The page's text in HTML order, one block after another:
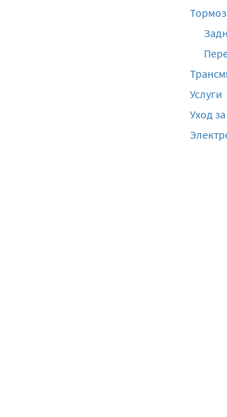
Услуги
Уход